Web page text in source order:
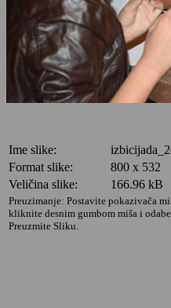
Ime slike:
Format slike:
800 x 532
Veličina slike:
166.96 kB
Preuzimanje: Postavite pokazivača
kliknite desnim gumbom miša i
Preuzmite Sliku.